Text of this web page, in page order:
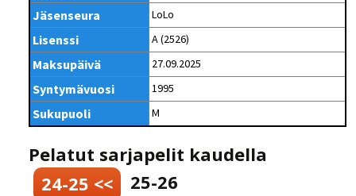
Jäsenseura LoLo
Lisenssi A (2526)
Maksupäivä 27.09.2025
Syntymävuosi 1995
Sukupuoli M
Pelatut sarjapelit kaudella
24-25 <<
25-26